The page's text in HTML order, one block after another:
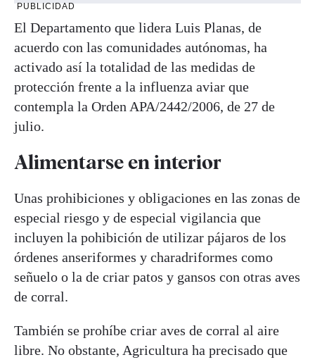
PUBLICIDAD
El Departamento que lidera Luis Planas, de
acuerdo con las comunidades autónomas, ha
activado así la totalidad de las medidas de
protección frente a la influenza aviar que
contempla la Orden APA/2442/2006, de 27 de
julio.
Alimentarse en interior
Unas prohibiciones y obligaciones en las zonas de
especial riesgo y de especial vigilancia que
incluyen la pohibición de utilizar pájaros de los
órdenes anseriformes y charadriformes como
señuelo o la de criar patos y gansos con otras aves
de corral.
También se prohíbe criar aves de corral al aire
libre. No obstante, Agricultura ha precisado que